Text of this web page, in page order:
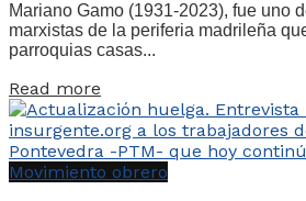
Mariano Gamo (1931-2023), fue uno
marxistas de la periferia madrileña
parroquias casas...
Read more
Movimiento obrero